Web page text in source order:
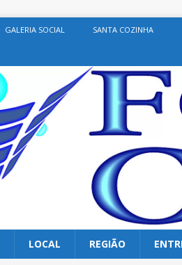
GALERIA SOCIAL SANTA COZINHA
LOCAL REGIÃO